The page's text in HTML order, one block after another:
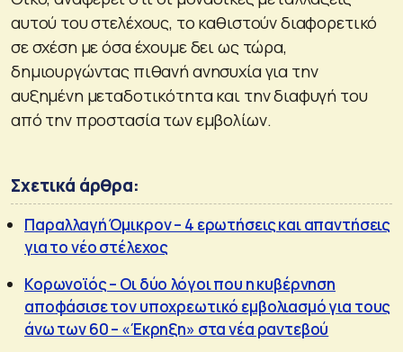
αυτού του στελέχους, το καθιστούν διαφορετικό
σε σχέση με όσα έχουμε δει ως τώρα,
δημιουργώντας πιθανή ανησυχία για την
αυξημένη μεταδοτικότητα και την διαφυγή του
από την προστασία των εμβολίων.
Σχετικά άρθρα:
Παραλλαγή Όμικρον – 4 ερωτήσεις και απαντήσεις
για το νέο στέλεχος
Κορωνοϊός – Οι δύο λόγοι που η κυβέρνηση
αποφάσισε τον υποχρεωτικό εμβολιασμό για τους
άνω των 60 – «Έκρηξη» στα νέα ραντεβού